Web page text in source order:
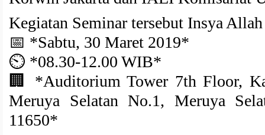
Kegiatan Seminar tersebut Insya
📅 *Sabtu, 30 Maret 2019*
⏲ *08.30-12.00 WIB*
🏢 *Auditorium Tower 7th Floor,
Meruya Selatan No.1, Meruya
11650*